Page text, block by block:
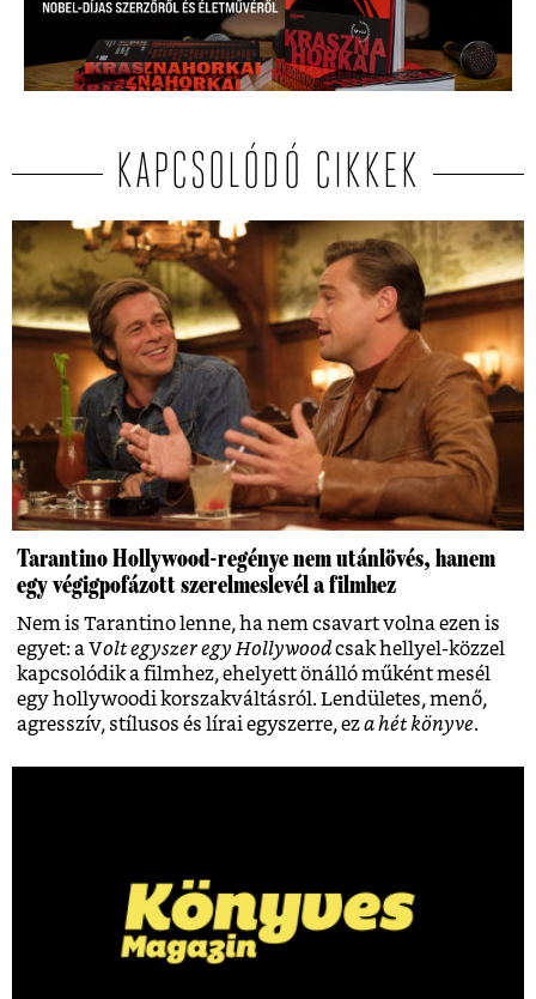
KAPCSOLÓDÓ CIKKEK
Tarantino Hollywood-regénye nem utánlövés, hanem
egy végigpofázott szerelmeslevél a filmhez
Nem is Tarantino lenne, ha nem csavart volna ezen is
egyet: a Volt egyszer egy Hollywoodcsak hellyel-közzel
kapcsolódik a filmhez, ehelyett önálló műként mesél
egy hollywoodi korszakváltásról. Lendületes, menő,
agresszív, stílusos és lírai egyszerre, eza hét könyve.